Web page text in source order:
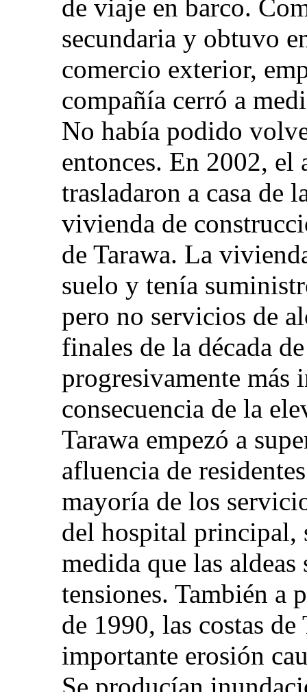
de viaje en barco.
secundaria y obtuvo
comercio exterior,
compañía cerró a
No había podido
entonces. En 2002, el
trasladaron a casa de
vivienda de
de Tarawa. La
suelo y tenía
pero no servicios de
finales de la década
progresivamente más
consecuencia de la
Tarawa empezó a
afluencia de
mayoría de los
del hospital principal,
medida que las
tensiones. También a
de 1990, las costas
importante erosión